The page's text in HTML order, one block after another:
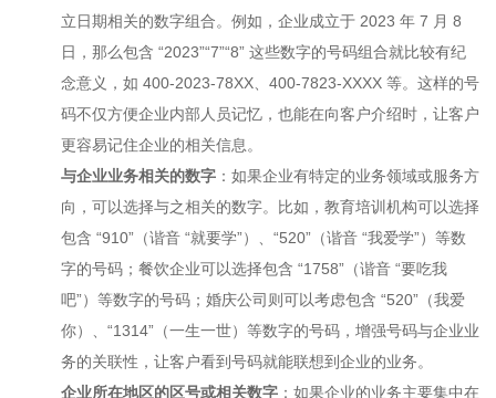
立日期相关的数字组合。例如，企业成立于 2023 年 7 月 8
日，那么包含 “2023”“7”“8” 这些数字的号码组合就比较有纪
念意义，如 400-2023-78XX、400-7823-XXXX 等。这样的号
码不仅方便企业内部人员记忆，也能在向客户介绍时，让客户
更容易记住企业的相关信息。
与企业业务相关的数字 ：如果企业有特定的业务领域或服务方
向，可以选择与之相关的数字。比如，教育培训机构可以选择
包含 “910”（谐音 “就要学”）、“520”（谐音 “我爱学”）等数
字的号码；餐饮企业可以选择包含 “1758”（谐音 “要吃我
吧”）等数字的号码；婚庆公司则可以考虑包含 “520”（我爱
你）、“1314”（一生一世）等数字的号码，增强号码与企业业
务的关联性，让客户看到号码就能联想到企业的业务。
企业所在地区的区号或相关数字 ：如果企业的业务主要集中在